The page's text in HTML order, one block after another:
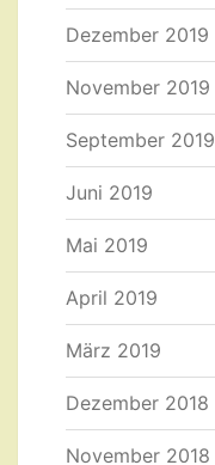
Dezember 2019
November 2019
September 2019
Juni 2019
Mai 2019
April 2019
März 2019
Dezember 2018
November 2018